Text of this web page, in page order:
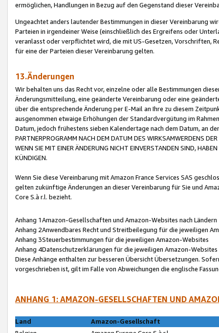
ermöglichen, Handlungen in Bezug auf den Gegenstand dieser
Ungeachtet anders lautender Bestimmungen in dieser Vereinbarung
Parteien in irgendeiner Weise (einschließlich des Ergreifens oder
veranlasst oder verpflichtet wird, die mit US-Gesetzen, Vorschriften,
für eine der Parteien dieser Vereinbarung gelten.
13.Änderungen
Wir behalten uns das Recht vor, einzelne oder alle Bestimmungen
Änderungsmitteilung, eine geänderte Vereinbarung oder eine
über die entsprechende Änderung per E-Mail an Ihre zu diesem
ausgenommen etwaige Erhöhungen der Standardvergütung im
Datum, jedoch frühestens sieben Kalendertage nach dem Datum, an
PARTNERPROGRAMM NACH DEM DATUM DES WIRKSAMWERDENS
WENN SIE MIT EINER ÄNDERUNG NICHT EINVERSTANDEN SIND,
KÜNDIGEN.
Wenn Sie diese Vereinbarung mit Amazon France Services SAS
gelten zukünftige Änderungen an dieser Vereinbarung für Sie und
Core S.à r.l. bezieht.
Anhang 1Amazon-Gesellschaften und Amazon-Websites nach Ländern
Anhang 2Anwendbares Recht und Streitbeilegung für die jeweiligen
Anhang 3Steuerbestimmungen für die jeweiligen Amazon-Websites
Anhang 4Datenschutzerklärungen für die jeweiligen Amazon-Websites
Diese Anhänge enthalten zur besseren Übersicht Übersetzungen.
vorgeschrieben ist, gilt im Falle von Abweichungen die englische
ANHANG 1: AMAZON-GESELLSCHAFTEN UND
Land
Amazon-Gesellschaft